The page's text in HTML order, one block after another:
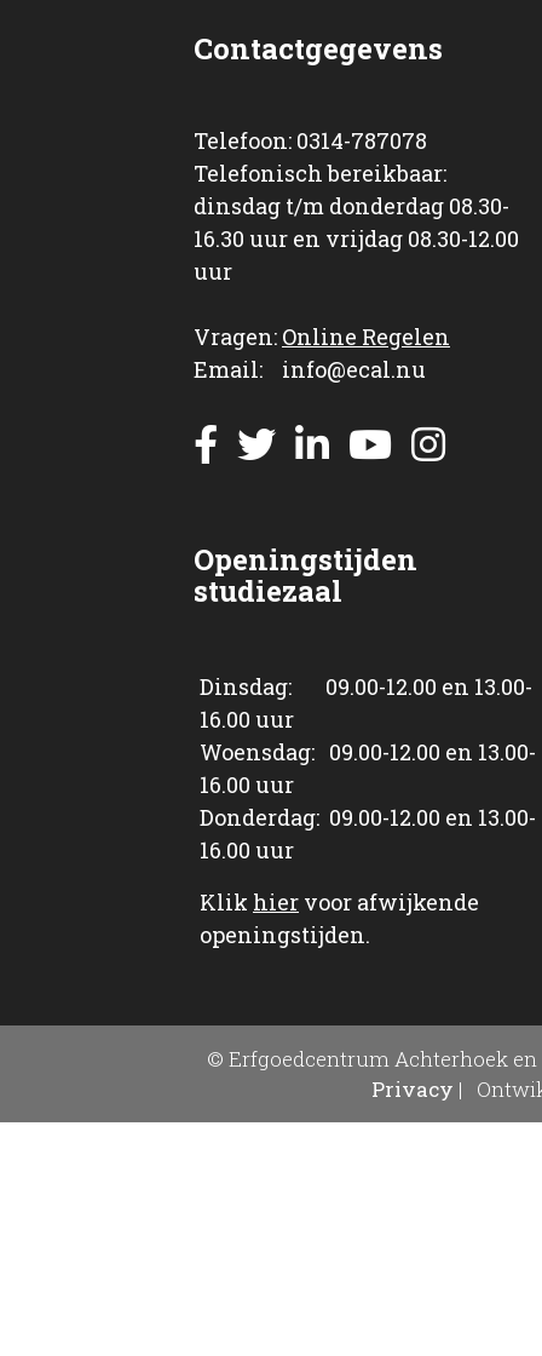
Contactgegevens
Telefoon: 0314-787078
Telefonisch bereikbaar:
dinsdag t/m donderdag 08.30-
16.30 uur en vrijdag 08.30-12.00
uur
Vragen: Online Regelen
Email: info@ecal.nu
Openingstijden
studiezaal
Dinsdag: 09.00-12.00 en 13.00-
16.00 uur
Woensdag: 09.00-12.00 en 13.00-
16.00 uur
Donderdag: 09.00-12.00 en 13.00-
16.00 uur
Klik hier voor afwijkende
openingstijden.
© Erfgoedcentrum Achterhoek en
Privacy |